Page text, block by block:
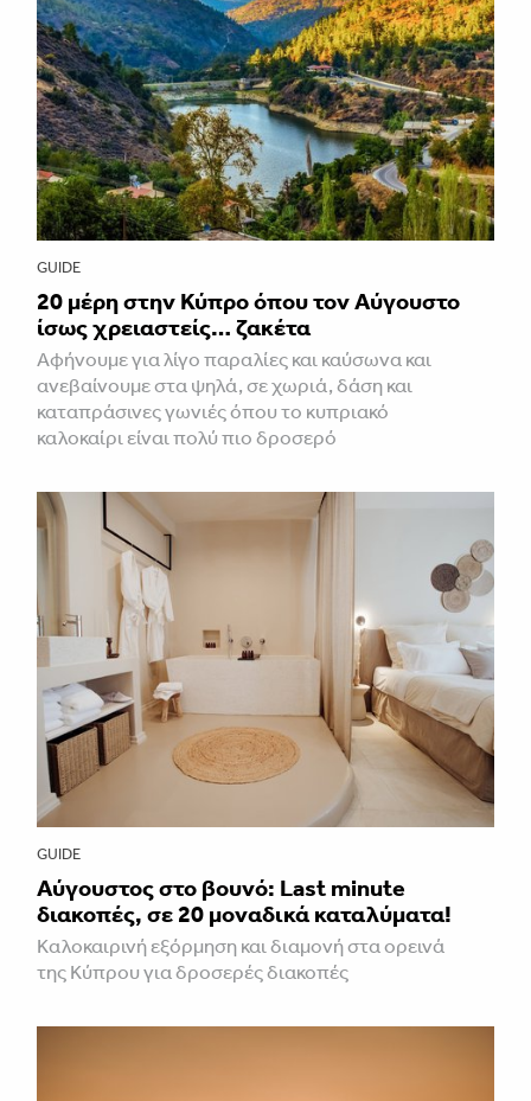
GUIDE
20 μέρη στην Κύπρο όπου τον Αύγουστο
ίσως χρειαστείς… ζακέτα
Αφήνουμε για λίγο παραλίες και καύσωνα και
ανεβαίνουμε στα ψηλά, σε χωριά, δάση και
καταπράσινες γωνιές όπου το κυπριακό
καλοκαίρι είναι πολύ πιο δροσερό
GUIDE
Aύγουστος στο βουνό: Last minute
διακοπές, σε 20 μοναδικά καταλύματα!
Καλοκαιρινή εξόρμηση και διαμονή στα ορεινά
της Κύπρου για δροσερές διακοπές